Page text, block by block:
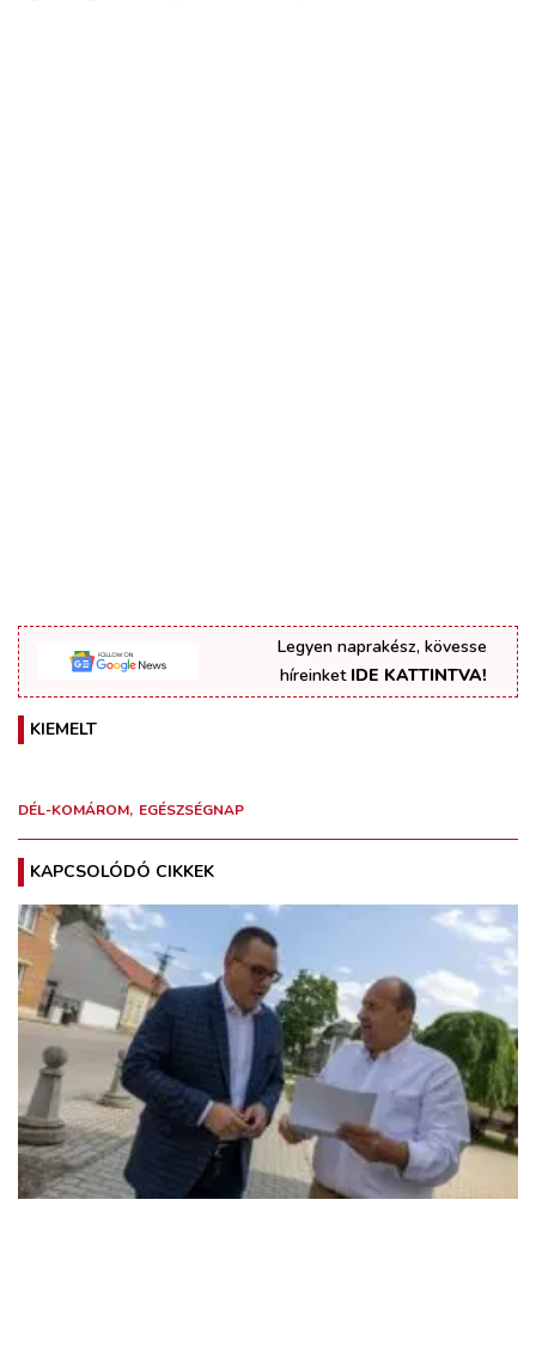
Legyen naprakész, kövesse
híreinket IDE KATTINTVA!
KIEMELT
DÉL-KOMÁROM EGÉSZSÉGNAP
KAPCSOLÓDÓ CIKKEK